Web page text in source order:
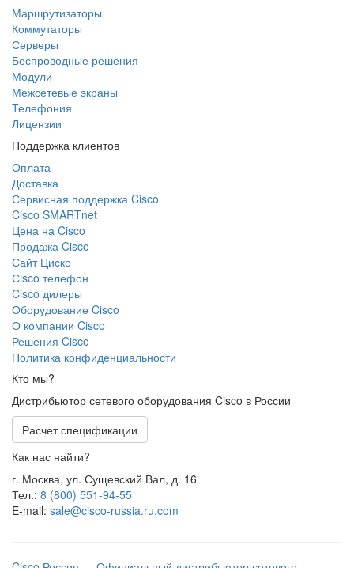
Маршрутизаторы
Коммутаторы
Серверы
Беспроводные решения
Модули
Межсетевые экраны
Телефония
Лицензии
Поддержка клиентов
Оплата
Доставка
Сервисная поддержка Cisco
Cisco SMARTnet
Цена на Cisco
Продажа Cisco
Сайт Циско
Сisco телефон
Cisco дилеры
Оборудование Cisco
О компании Cisco
Решения Cisco
Политика конфиденциальности
Кто мы?
Дистрибьютор сетевого оборудования Cisco в России
Расчет спецификации
Как нас найти?
г. Москва, ул. Сущевский Вал, д. 16
Тел.: 8 (800) 551-94-55
E-mail: sale@cisco-russia.ru.com